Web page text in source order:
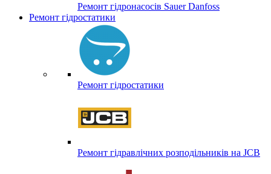
Ремонт гідронасосів Sauer Danfoss
Ремонт гідростатики
Ремонт гідростатики
Ремонт гідравлічних розподільників на JCB